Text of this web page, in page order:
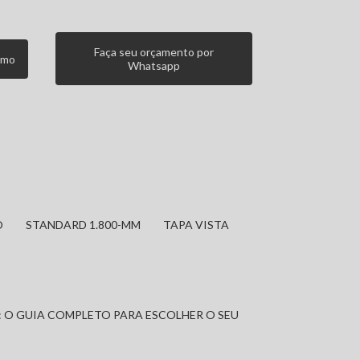
Faça seu orçamento por
Whatsapp
STANDARD 1.800-MM TAPA VISTA
GUIA COMPLETO PARA ESCOLHER O SEU